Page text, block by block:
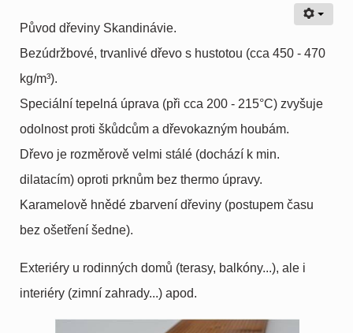
Původ dřeviny Skandinávie.
Bezúdržbové, trvanlivé dřevo s hustotou (cca 450 - 470
kg/m³).
Speciální tepelná úprava (při cca 200 - 215°C) zvyšuje
odolnost proti škůdcům a dřevokazným houbám.
Dřevo je rozměrově velmi stálé (dochází k min.
dilatacím) oproti prknům bez thermo úpravy.
Karamelově hnědé zbarvení dřeviny (postupem času
bez ošetření šedne).
Exteriéry u rodinných domů (terasy, balkóny...), ale i
interiéry (zimní zahrady...) apod.